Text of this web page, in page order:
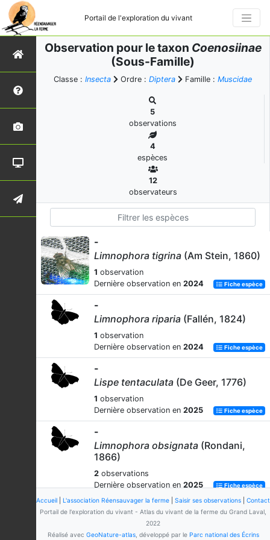
Portail de l'exploration du vivant
Observation pour le taxon Coenosiinae
(Sous-Famille)
Classe : Insecta Ordre : Diptera Famille : Muscidae
5
observations
4
espèces
12
observateurs
-
Limnophora tigrina (Am Stein, 1860)
1 observation
Dernière observation en 2024 Fiche espèce
-
Limnophora riparia (Fallén, 1824)
1 observation
Dernière observation en 2024 Fiche espèce
-
Lispe tentaculata (De Geer, 1776)
1 observation
Dernière observation en 2025 Fiche espèce
-
Limnophora obsignata (Rondani,
1866)
2 observations
Dernière observation en 2025 Fiche espèce
Accueil L'association Réensauvager la ferme Saisir ses observations
Contact
Portail de l'exploration du vivant - Atlas du vivant de la ferme du Grand Laval,
2022
Réalisé avec GeoNature-atlas, développé par le Parc national des Écrins